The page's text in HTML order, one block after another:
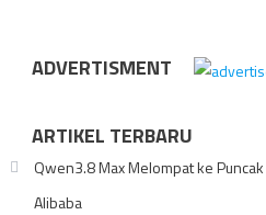
ADVERTISMENT
ARTIKEL TERBARU
Qwen3.8 Max Melompat ke
Alibaba